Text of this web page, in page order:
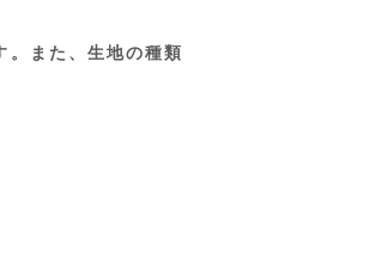
。また、生地の種類